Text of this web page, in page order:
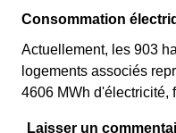
Consommation
Actuellement, les 903
logements associés
4606 MWh d'électricité,
Laisser un